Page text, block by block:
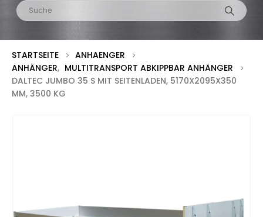
STARTSEITE
ANHAENGER
ANHÄNGER, MULTITRANSPORT ABKIPPBAR ANHÄNGER
DALTEC JUMBO 35 S MIT SEITENLADEN, 5170X2095X350
MM, 3500 KG